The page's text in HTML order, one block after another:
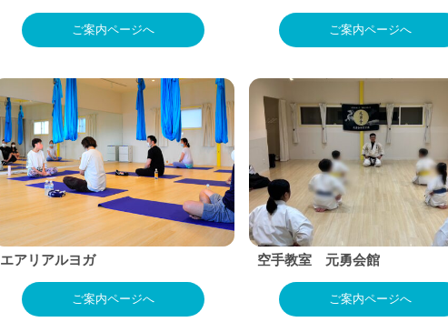
ご案内ページへ ご案内ページへ
エアリアルヨガ
ご案内ページへ
空手教室 元勇会館
ご案内ページへ